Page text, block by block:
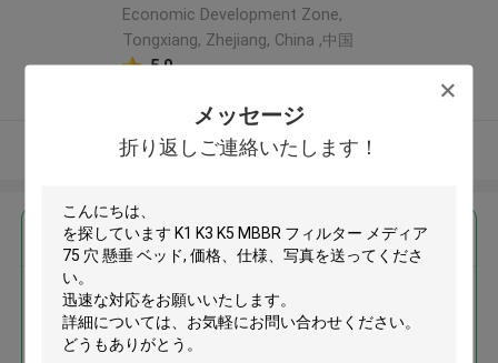
メッセージ
折り返しご連絡いたします！
Economic Development Zone,
Tongxiang, Zhejiang, China ,中国
5.0
多くを見て下さい
最高の価格で
K1 K3 K5 MBBR フィルター メデ
ィア 75 穴 懸垂 ベッド